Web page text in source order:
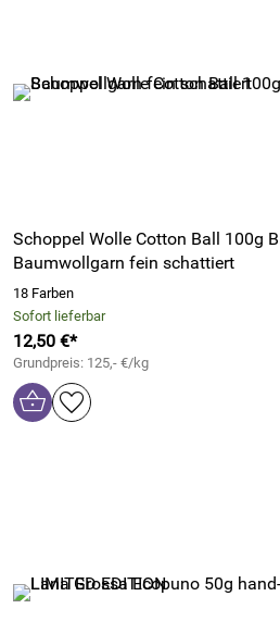
Schoppel Wolle Cotton Ball 100g
Baumwollgarn fein schattiert
18 Farben
Sofort lieferbar
12,50 €*
Grundpreis: 125,- €/kg